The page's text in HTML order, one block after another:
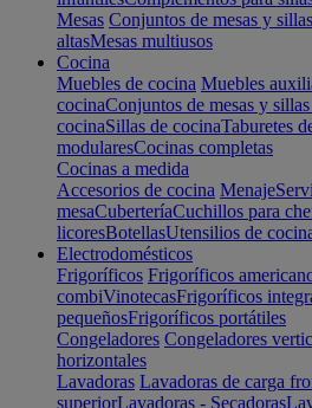
Mesas Conjuntos de mesas y sillas
altasMesas multiusos
Cocina
Muebles de cocina Muebles
cocinaConjuntos de mesas y
cocinaSillas de cocinaTaburetes
modularesCocinas completas
Cocinas a medida
Accesorios de cocina Menaje
mesaCuberteríaCuchillos para
licoresBotellasUtensilios de
Electrodomésticos
Frigoríficos Frigoríficos
combiVinotecasFrigoríficos
pequeñosFrigoríficos portátiles
Congeladores Congeladores
horizontales
Lavadoras Lavadoras de carga
superiorLavadoras - Secadoras